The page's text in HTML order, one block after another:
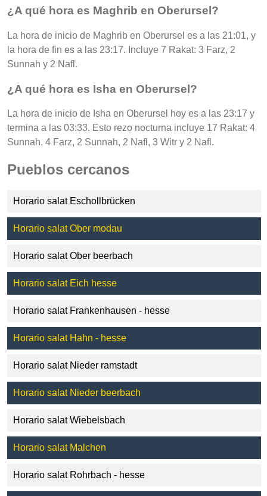
¿A qué hora es Maghrib en Oberursel?
La hora de inicio de Maghrib en Oberursel es a las 21:01, y
la hora de fin es a las 23:17. Incluye 7 Rakat: 3 Farz, 2
Sunnah y 2 Nafl.
¿A qué hora es Isha en Oberursel?
La hora de inicio de Isha en Oberursel hoy es a las 23:17 y
termina a las 03:33. Esto rezo nocturna incluye 17 Rakat: 4
Sunnah, 4 Farz, 2 Sunnah, 2 Nafl, 3 Witr y 2 Nafl.
Pueblos cercanos
Horario salat Eschollbrücken
Horario salat Ober modau
Horario salat Ober beerbach
Horario salat Eich hesse
Horario salat Frankenhausen - hesse
Horario salat Hahn - hesse
Horario salat Nieder ramstadt
Horario salat Nieder beerbach
Horario salat Wiebelsbach
Horario salat Malchen
Horario salat Rohrbach - hesse